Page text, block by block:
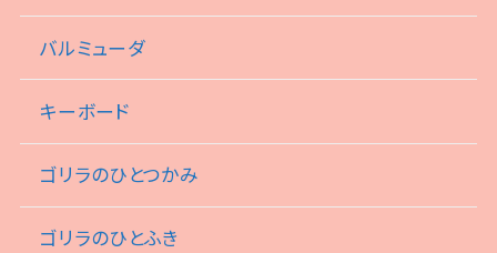
バルミューダ
キーボード
ゴリラのひとつかみ
ゴリラのひとふき